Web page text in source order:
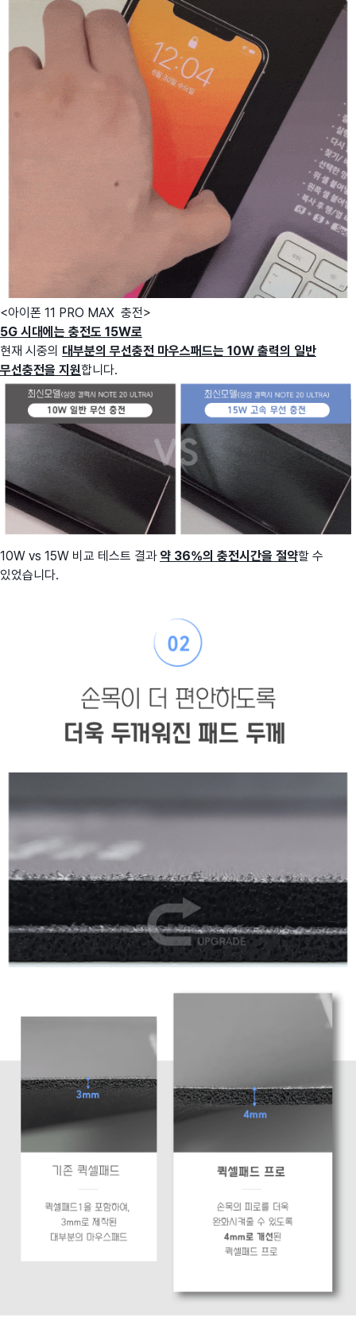
<아이폰 11 PRO MAX 충전>
5G 시대에는 충전도 15W로
현재 시중의 대부분의 무선충전 마우스패드는 10W 출력의 일반
무선충전을 지원합니다.
10W vs 15W 비교 테스트 결과 약 36%의 충전시간을 절약할 수
있었습니다.